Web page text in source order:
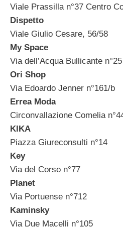
Viale Prassilla n°37 Centro
Dispetto
Viale Giulio Cesare, 56/58
My Space
Via dell’Acqua Bullicante n°25
Ori Shop
Via Edoardo Jenner n°161/b
Errea Moda
Circonvallazione Comelia
KIKA
Piazza Giureconsulti n°14
Key
Via del Corso n°77
Planet
Via Portuense n°712
Kaminsky
Via Due Macelli n°105